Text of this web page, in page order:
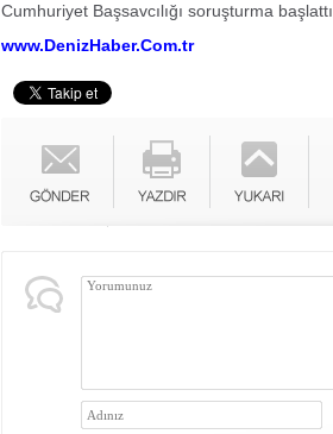
Cumhuriyet Başsavcılığı soruşturma başlattı.
www.DenizHaber.Com.tr